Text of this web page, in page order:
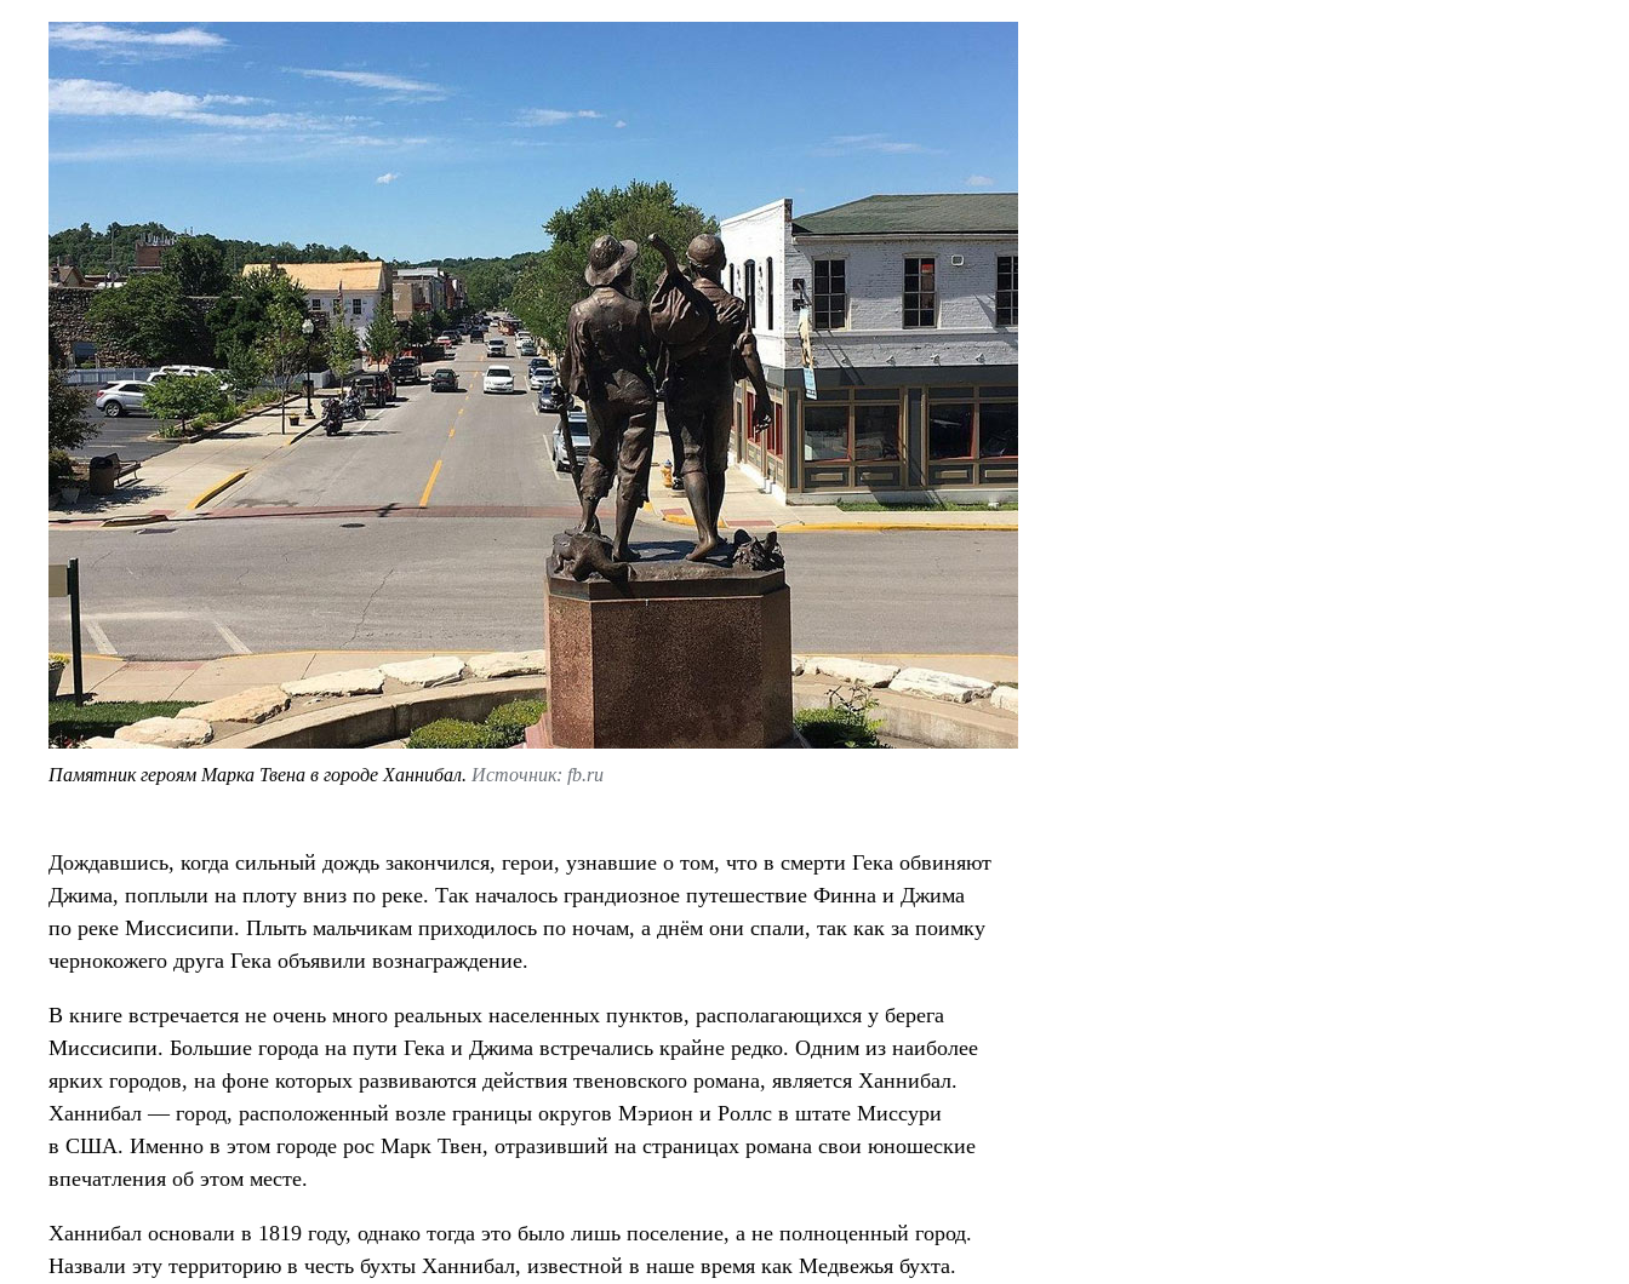
Памятник героям Марка Твена в городе Ханнибал. Источник: fb.ru
Дождавшись, когда сильный дождь закончился, герои, узнавшие о том, что в смерти Гека обвиняют
Джима, поплыли на плоту вниз по реке. Так началось грандиозное путешествие Финна и Джима
по реке Миссисипи. Плыть мальчикам приходилось по ночам, а днём они спали, так как за поимку
чернокожего друга Гека объявили вознаграждение.
В книге встречается не очень много реальных населенных пунктов, располагающихся у берега
Миссисипи. Большие города на пути Гека и Джима встречались крайне редко. Одним из наиболее
ярких городов, на фоне которых развиваются действия твеновского романа, является Ханнибал.
Ханнибал — город, расположенный возле границы округов Мэрион и Роллс в штате Миссури
в США. Именно в этом городе рос Марк Твен, отразивший на страницах романа свои юношеские
впечатления об этом месте.
Ханнибал основали в 1819 году, однако тогда это было лишь поселение, а не полноценный город.
Назвали эту территорию в честь бухты Ханнибал, известной в наше время как Медвежья бухта.